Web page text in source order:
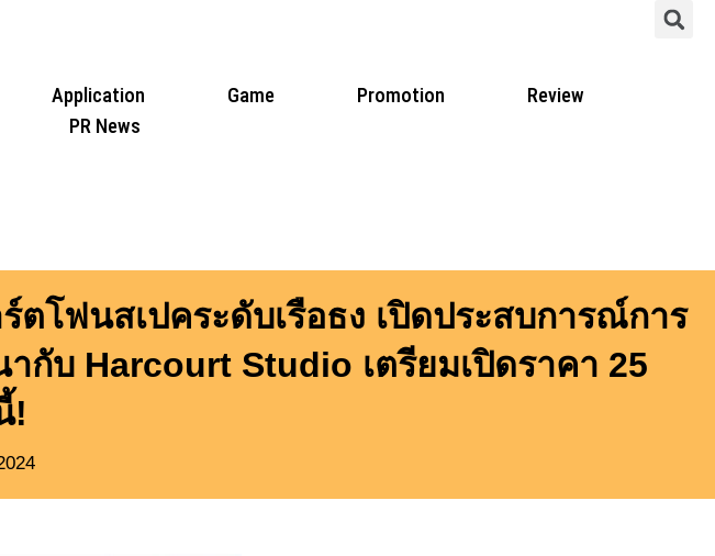
Application Game Promotion
Review
PR News
ตโฟนสเปคระดับเรือธง เปิดประสบการณ์การ
บ Harcourt Studio เตรียมเปิดราคา 25
!